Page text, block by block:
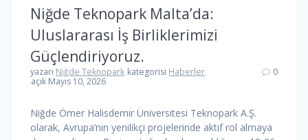
Niğde Teknopark Malta’da:
Uluslararası İş Birliklerimizi
Güçlendiriyoruz.
yazarı Niğde Teknopark kategorisi Haberler
açık Mayıs 10, 2026
0
Niğde Ömer Halisdemir Üniversitesi Teknopark A.Ş.
olarak, Avrupa’nın yenilikçi projelerinde aktif rol almaya